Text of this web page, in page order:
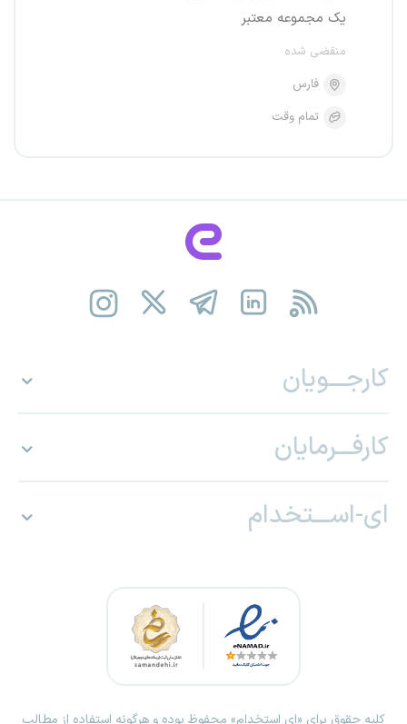
یک مجموعه معتبر
منقضی شده
فارس
تمام وقت
کارجـــویان
کارفـــرمایان
ای-اســـتخدام
کلیه حقوق برای «ای استخدام» محفوظ بوده و هرگونه استفاده از مطالب